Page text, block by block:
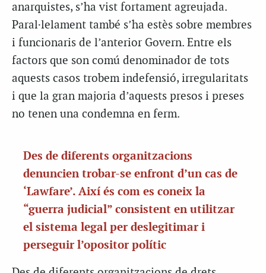
anarquistes, s’ha vist fortament agreujada.
Paral·lelament també s’ha estès sobre membres
i funcionaris de l’anterior Govern. Entre els
factors que son comú denominador de tots
aquests casos trobem indefensió, irregularitats
i que la gran majoria d’aquests presos i preses
no tenen una condemna en ferm.
Des de diferents organitzacions
denuncien trobar-se enfront d’un cas de
‘Lawfare’. Així és com es coneix la
“guerra judicial” consistent en utilitzar
el sistema legal per deslegitimar i
perseguir l’opositor polític